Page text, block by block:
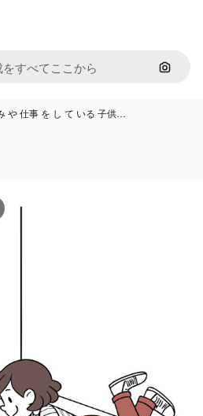
画像で
や 仕事 を し て いる 子供…